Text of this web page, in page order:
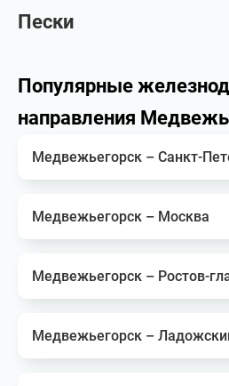
Пески
Популярные
направления
Медвежьегорск – Санкт-
Медвежьегорск – Москва
Медвежьегорск – Ростов-
Медвежьегорск –